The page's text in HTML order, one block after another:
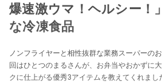
爆速激ウマ！ヘルシー！
な冷凍食品
ノンフライヤーと相性抜群な業務スーパーの
回はひとつのまるさんが、お弁当やおかずに
クに仕上がる優秀3アイテムを教えてくれまし